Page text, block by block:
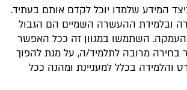
המידע שלמדו יוכל לקדם אותם בעתיד.
ובלמידת ההעשרה השמיים הם הגבול
השתמשו במגוון זה ככל האפשר
מרובה לתלמיד/ה, על מנת להפוך
בכלל למעניינת ומהנה ככל